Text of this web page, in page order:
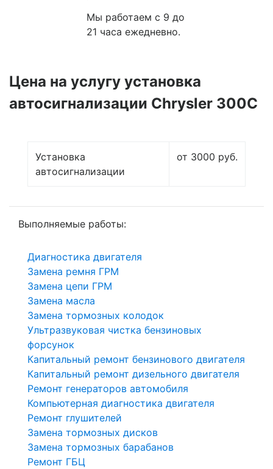
Мы работаем с 9 до
21 часа ежедневно.
Цена на услугу установка
автосигнализации Chrysler 300C
Установка
автосигнализации
от 3000 руб.
Выполняемые работы:
Диагностика двигателя
Замена ремня ГРМ
Замена цепи ГРМ
Замена масла
Замена тормозных колодок
Ультразвуковая чистка бензиновых
форсунок
Капитальный ремонт бензинового двигателя
Капитальный ремонт дизельного двигателя
Ремонт генераторов автомобиля
Компьютерная диагностика двигателя
Ремонт глушителей
Замена тормозных дисков
Замена тормозных барабанов
Ремонт ГБЦ